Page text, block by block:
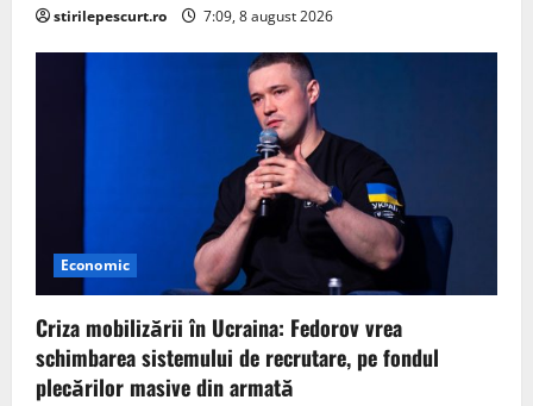
stirilepescurt.ro 7:09, 8 august 2026
Economic
Criza mobilizării în Ucraina: Fedorov vrea
schimbarea sistemului de recrutare, pe fondul
plecărilor masive din armată